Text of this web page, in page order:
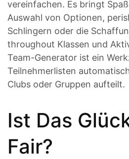
vereinfachen. Es bringt
Auswahl von Optionen,
Schlingern oder die
throughout Klassen und
Team-Generator ist ein
Teilnehmerlisten
Clubs oder Gruppen aufteilt.
Ist Das
Fair?